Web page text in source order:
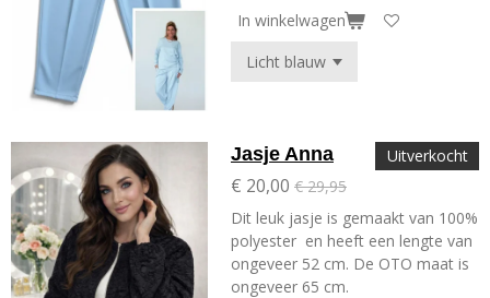
In winkelwagen
Uitverkocht
Jasje Anna
€ 20,00 € 29,95
Dit leuk jasje is gemaakt van 100%
polyester en heeft een lengte van
ongeveer 52 cm. De OTO maat is
ongeveer 65 cm.